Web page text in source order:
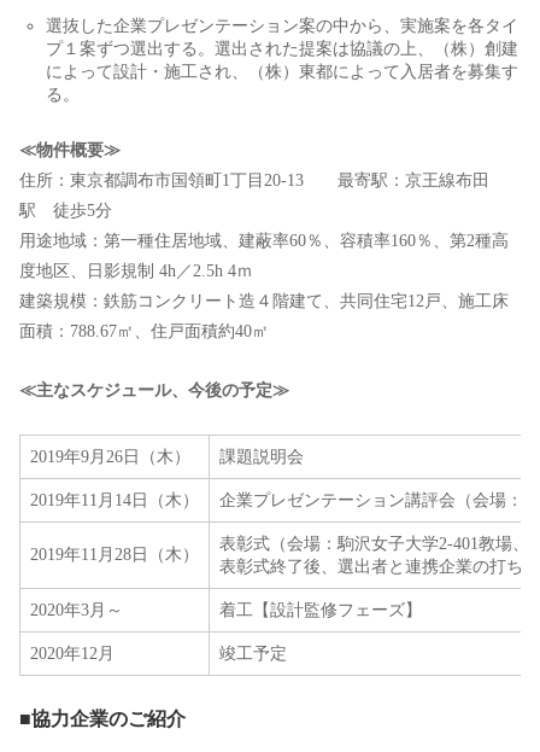
選抜した企業プレゼンテーション案の中から、実施案を各タイ
プ１案ずつ選出する。選出された提案は協議の上、（株）創建
によって設計・施工され、（株）東都によって入居者を募集す
る。
≪物件概要≫
住所：東京都調布市国領町1丁目20-13 最寄駅：京王線布田
駅 徒歩5分
用途地域：第一種住居地域、建蔽率60％、容積率160％、第2種高
度地区、日影規制 4h／2.5h 4ｍ
建築規模：鉄筋コンクリート造４階建て、共同住宅12戸、施工床
面積：788.67㎡、住戸面積約40㎡
≪主なスケジュール、今後の予定≫
2019年9月26日（木） 課題説明会
2019年11月14日（木） 企業プレゼンテーション講評会（会場：
2019年11月28日（木）
表彰式（会場：駒沢女子大学2-401教場、
表彰式終了後、選出者と連携企業の打ち
2020年3月～ 着工【設計監修フェーズ】
2020年12月 竣工予定
■協力企業のご紹介